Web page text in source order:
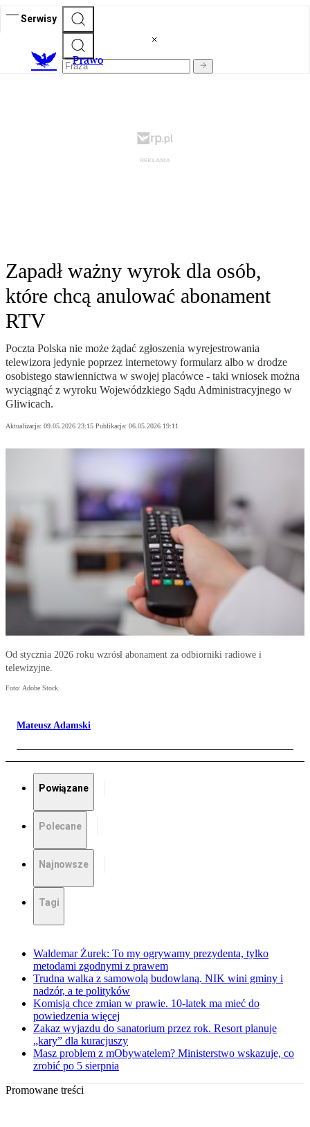
Serwisy
Prawo
Zapadł ważny wyrok dla osób,
które chcą anulować abonament
RTV
Poczta Polska nie może żądać zgłoszenia wyrejestrowania
telewizora jedynie poprzez internetowy formularz albo w drodze
osobistego stawiennictwa w swojej placówce - taki wniosek można
wyciągnąć z wyroku Wojewódzkiego Sądu Administracyjnego w
Gliwicach.
Aktualizacja: 09.05.2026 23:15 Publikacja: 06.05.2026 19:11
Od stycznia 2026 roku wzrósł abonament za odbiorniki radiowe i
telewizyjne.
Foto: Adobe Stock
Mateusz Adamski
Powiązane
Polecane
Najnowsze
Tagi
Waldemar Żurek: To my ogrywamy prezydenta, tylko
metodami zgodnymi z prawem
Trudna walka z samowolą budowlaną. NIK wini gminy i
nadzór, a te polityków
Komisja chce zmian w prawie. 10-latek ma mieć do
powiedzenia więcej
Zakaz wyjazdu do sanatorium przez rok. Resort planuje
„kary” dla kuracjuszy
Masz problem z mObywatelem? Ministerstwo wskazuje, co
zrobić po 5 sierpnia
Promowane treści